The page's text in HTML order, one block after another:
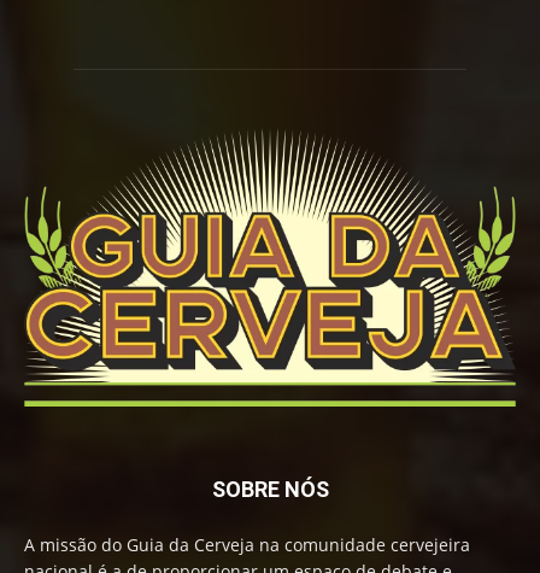
SOBRE NÓS
A missão do Guia da Cerveja na comunidade cervejeira